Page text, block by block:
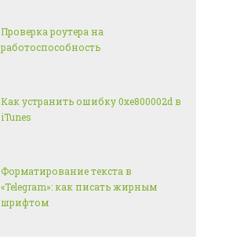
Проверка роутера на
работоспособность
Как устранить ошибку 0xe800002d в
iTunes
Форматирование текста в
«Telegram»: как писать жирным
шрифтом